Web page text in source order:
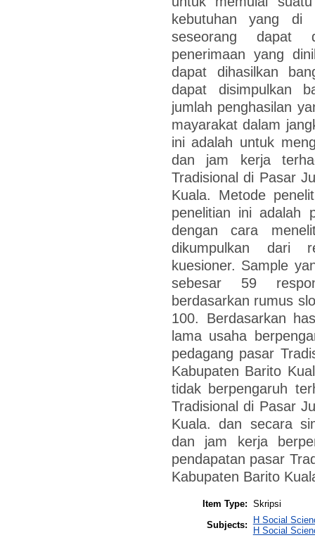
kebutuhan yang di
seseorang dapat
penerimaan yang
dapat dihasilkan
dapat disimpulkan
jumlah penghasilan
mayarakat dalam
ini adalah untuk
dan jam kerja
Tradisional di Pasar
Kuala. Metode
penelitian ini adalah
dengan cara
dikumpulkan dari
kuesioner. Sample
sebesar 59
berdasarkan rumus
100. Berdasarkan
lama usaha
pedagang pasar
Kabupaten Barito
tidak berpengaruh
Tradisional di Pasar
Kuala. dan secara
dan jam kerja
pendapatan pasar
Kabupaten Barito
Item Type: Skripsi
Subjects:
H Social
H Social